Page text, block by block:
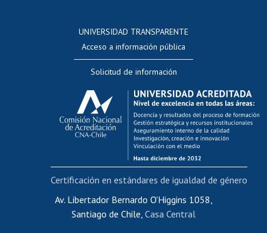
Perfeccionamiento
Editar Portafolio Académico
Evaluación docente
Calificación académica
Postulación al AUCAI
Funcionarias/os
Cursos internos de capacitación
Bienestar del personal
Portal de movilidad interna
Certificado de renta
Certificado de renta honorarios
UNIVERSIDAD TRANSPARENTE
Acceso a información pública
Solicitud de información
Av. Libertador Bernardo O'Higgins 1058,
Santiago de Chile, Casa Central
Certificación en estándares de igualdad de género